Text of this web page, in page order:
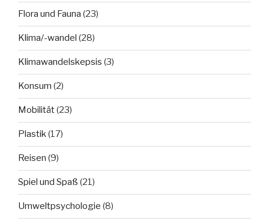
Flora und Fauna (23)
Klima/-wandel (28)
Klimawandelskepsis (3)
Konsum (2)
Mobilität(23)
Plastik(17)
Reisen (9)
Spiel und Spaß (21)
Umweltpsychologie (8)